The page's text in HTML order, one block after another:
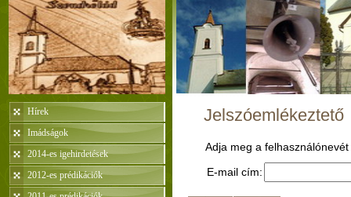
Hírek
Imádságok
2014-es igehirdetések
2012-es prédikációk
Jelszóemlékeztető
Adja meg a
E-mail cím: